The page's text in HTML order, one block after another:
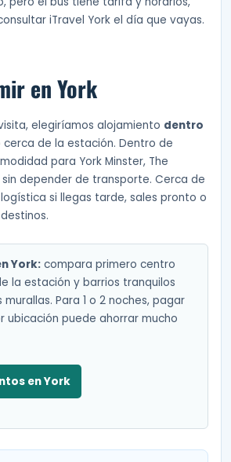
iTravel York el día que vayas.
en York
elegiríamos alojamiento dentro
cerca de la estación. Dentro de
para York Minster, The
depender de transporte. Cerca de
si llegas tarde, sales pronto o
York: compara primero centro
la estación y barrios tranquilos
Para 1 o 2 noches, pagar
ubicación puede ahorrar mucho
en York